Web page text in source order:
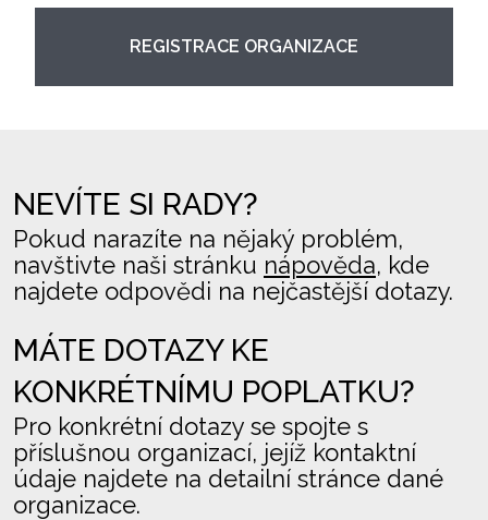
REGISTRACE ORGANIZACE
NEVÍTE SI RADY?
Pokud narazíte na nějaký problém,
navštivte naši stránku nápověda, kde
najdete odpovědi na nejčastější dotazy.
MÁTE DOTAZY KE
KONKRÉTNÍMU POPLATKU?
Pro konkrétní dotazy se spojte s
příslušnou organizací, jejíž kontaktní
údaje najdete na detailní stránce dané
organizace.